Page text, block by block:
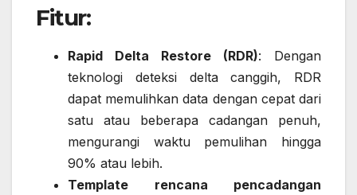
Fitur:
Rapid Delta Restore (RDR): Dengan
teknologi deteksi delta canggih, RDR
dapat memulihkan data dengan cepat dari
satu atau beberapa cadangan penuh,
mengurangi waktu pemulihan hingga
90% atau lebih.
Template rencana pencadangan